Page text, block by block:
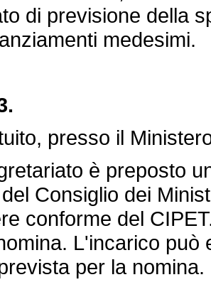
di previsione della
medesimi.
presso il
è preposto
Consiglio dei
conforme del
L'incarico
per la nomina.